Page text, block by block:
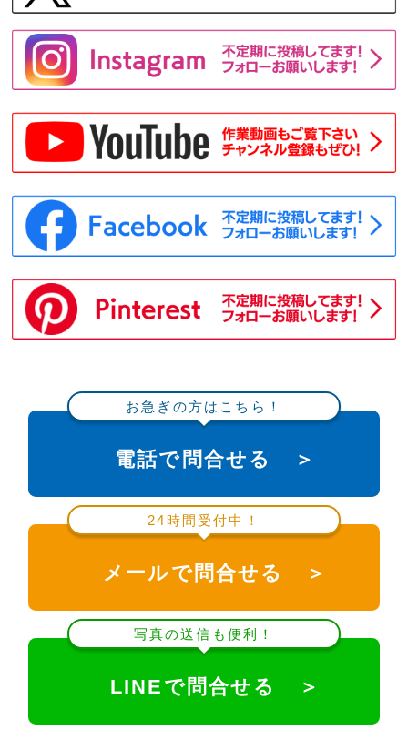
お急ぎの方はこちら！
電話で問合せる ＞
24時間受付中！
メールで問合せる ＞
写真の送信も便利！
LINEで問合せる ＞